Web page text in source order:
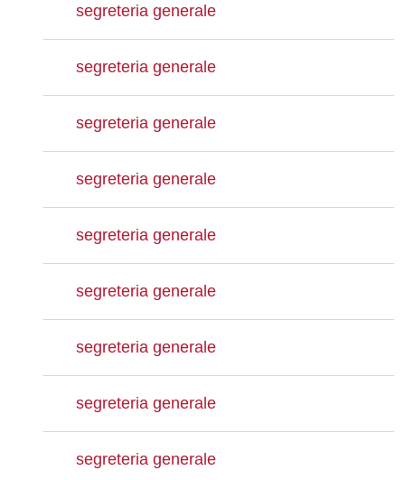
segreteria generale
segreteria generale
segreteria generale
segreteria generale
segreteria generale
segreteria generale
segreteria generale
segreteria generale
segreteria generale